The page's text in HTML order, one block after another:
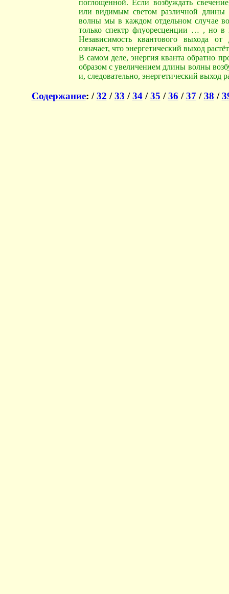
поглощенной. Если возбуждать
или видимым светом различной длины
волны мы в каждом отдельном случае
только спектр флуоресценции … , но в
Независимость квантового выхода
означает, что энергетический выход
В самом деле, энергия кванта обратно
образом с увеличением длины волны
и, следовательно, энергетический выход
Содержание: / 32 /33 /34/35 /36 /37 /38 /